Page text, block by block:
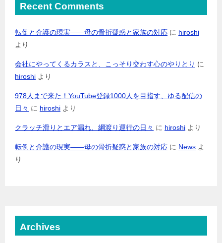
Recent Comments
転倒と介護の現実――母の骨折疑惑と家族の対応 に hiroshi
より
会社にやってくるカラスと、こっそり交わす心のやりとり に
hiroshi より
978人まで来た！YouTube登録1000人を目指す、ゆる配信の
日々 に hiroshi より
クラッチ滑りとエア漏れ、綱渡り運行の日々 に hiroshi より
転倒と介護の現実――母の骨折疑惑と家族の対応 に News よ
り
Archives